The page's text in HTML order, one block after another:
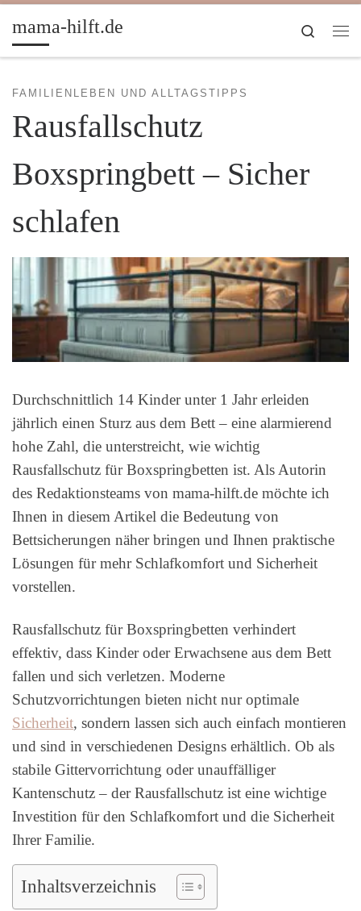
Zum Inhalt springen
mama-hilft.de
Search
FAMILIENLEBEN UND ALLTAGSTIPPS
Rausfallschutz
Boxspringbett – Sicher
schlafen
Durchschnittlich 14 Kinder unter 1 Jahr erleiden
jährlich einen Sturz aus dem Bett – eine alarmierend
hohe Zahl, die unterstreicht, wie wichtig
Rausfallschutz für Boxspringbetten ist. Als Autorin
des Redaktionsteams von mama-hilft.de möchte ich
Ihnen in diesem Artikel die Bedeutung von
Bettsicherungen näher bringen und Ihnen praktische
Lösungen für mehr Schlafkomfort und Sicherheit
vorstellen.
Rausfallschutz für Boxspringbetten verhindert
effektiv, dass Kinder oder Erwachsene aus dem Bett
fallen und sich verletzen. Moderne
Schutzvorrichtungen bieten nicht nur optimale
Sicherheit, sondern lassen sich auch einfach montieren
und sind in verschiedenen Designs erhältlich. Ob als
stabile Gittervorrichtung oder unauffälliger
Kantenschutz – der Rausfallschutz ist eine wichtige
Investition für den Schlafkomfort und die Sicherheit
Ihrer Familie.
Inhaltsverzeichnis